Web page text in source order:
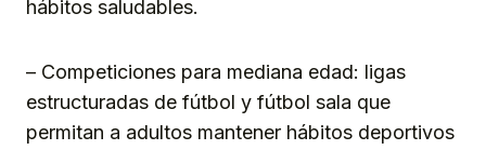
hábitos saludables.
– Competiciones para mediana edad: ligas
estructuradas de fútbol y fútbol sala que
permitan a adultos mantener hábitos deportivos